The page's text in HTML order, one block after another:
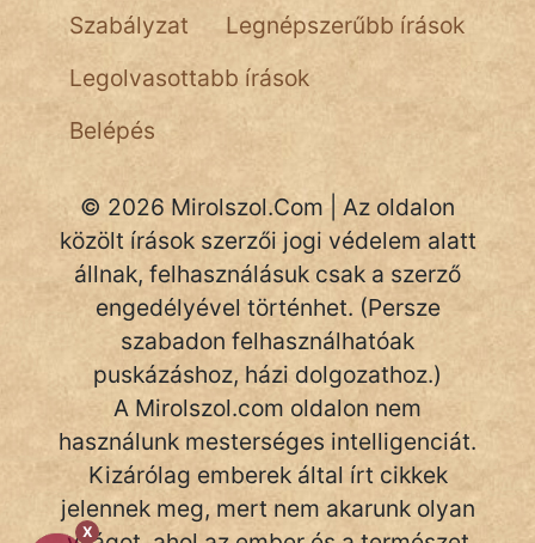
X
Szabályzat
Legnépszerűbb írások
Legolvasottabb írások
Belépés
© 2026 Mirolszol.Com | Az oldalon
közölt írások szerzői jogi védelem alatt
állnak, felhasználásuk csak a szerző
engedélyével történhet. (Persze
szabadon felhasználhatóak
puskázáshoz, házi dolgozathoz.)
A Mirolszol.com oldalon nem
használunk mesterséges intelligenciát.
Kizárólag emberek által írt cikkek
jelennek meg, mert nem akarunk olyan